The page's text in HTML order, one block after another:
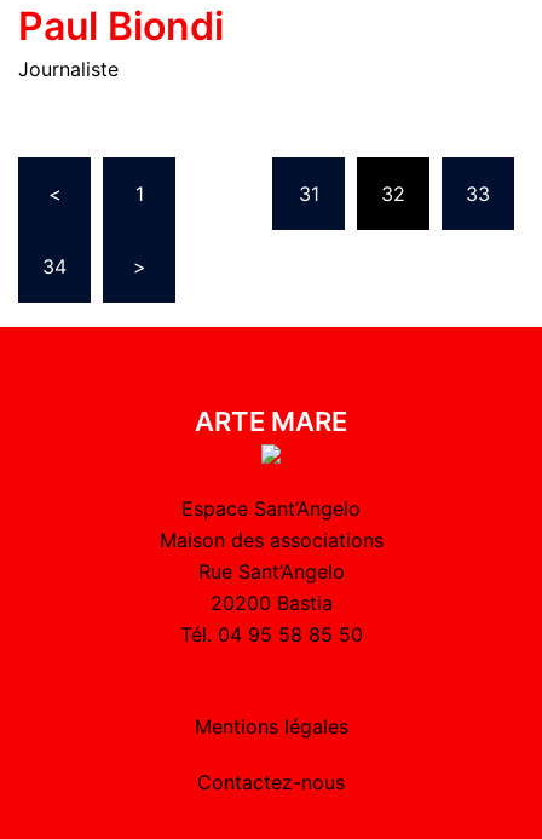
Paul Biondi
Journaliste
< 1 31 32 33
34 >
ARTE MARE
Espace Sant’Angelo
Maison des associations
Rue Sant’Angelo
20200 Bastia
Tél. 04 95 58 85 50
Mentions légales
Contactez-nous